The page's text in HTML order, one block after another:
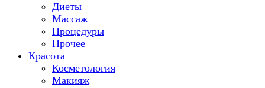
Диеты
Массаж
Процедуры
Прочее
Красота
Косметология
Макияж